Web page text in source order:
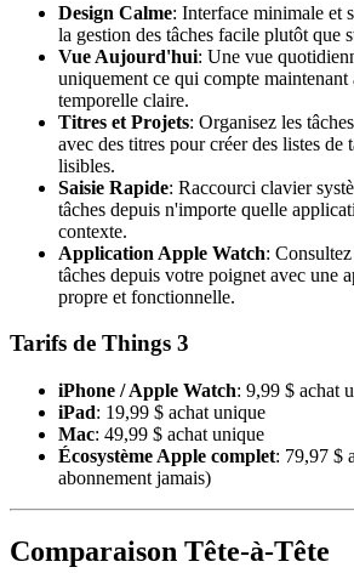
Design Calme: Interface minimale et
la gestion des tâches facile plutôt que
Vue Aujourd'hui: Une vue
uniquement ce qui compte maintenant
temporelle claire.
Titres et Projets: Organisez les
avec des titres pour créer des listes de
lisibles.
Saisie Rapide: Raccourci clavier
tâches depuis n'importe quelle
contexte.
Application Apple Watch:
tâches depuis votre poignet avec une
propre et fonctionnelle.
Tarifs de Things 3
iPhone / Apple Watch: 9,99 $ achat
iPad: 19,99 $ achat unique
Mac: 49,99 $ achat unique
Écosystème Apple complet: 79,97 $
abonnement jamais)
Comparaison Tête-à-Tête